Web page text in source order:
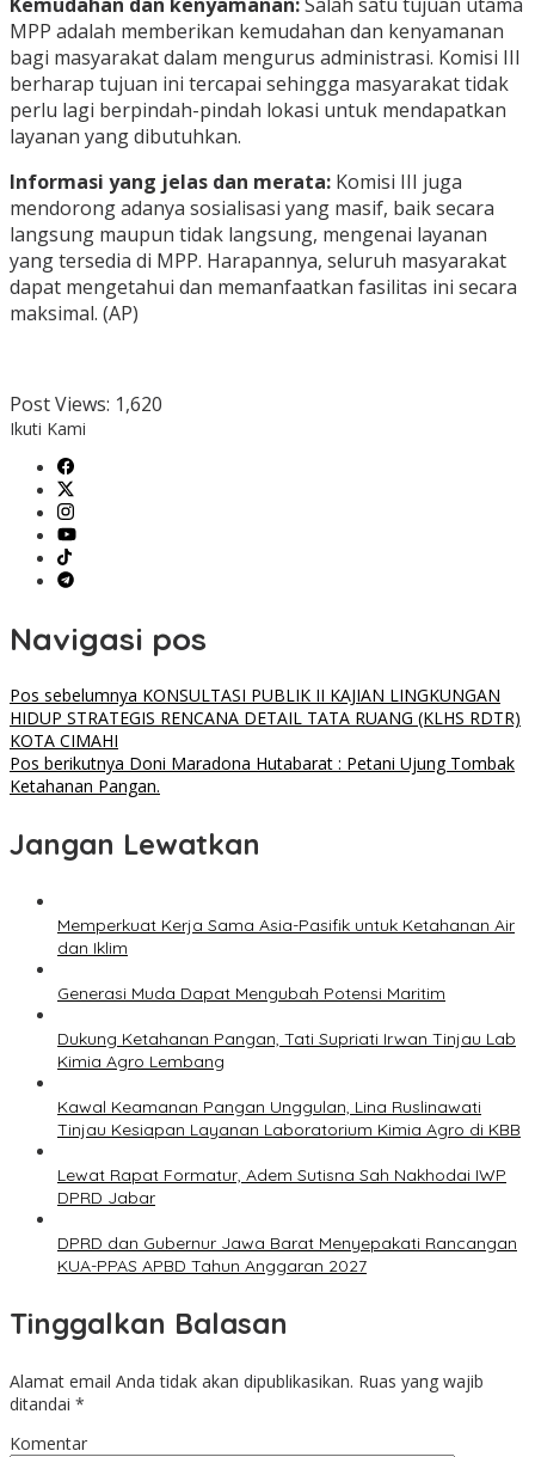
MPP adalah memberikan kemudahan dan kenyamanan
bagi masyarakat dalam mengurus administrasi. Komisi III
berharap tujuan ini tercapai sehingga masyarakat tidak
perlu lagi berpindah-pindah lokasi untuk mendapatkan
layanan yang dibutuhkan.
Informasi yang jelas dan merata: Komisi III juga
mendorong adanya sosialisasi yang masif, baik secara
langsung maupun tidak langsung, mengenai layanan
yang tersedia di MPP. Harapannya, seluruh masyarakat
dapat mengetahui dan memanfaatkan fasilitas ini secara
maksimal. (AP)
Post Views: 1,620
Ikuti Kami
Navigasi pos
Pos sebelumnya KONSULTASI PUBLIK II KAJIAN LINGKUNGAN
HIDUP STRATEGIS RENCANA DETAIL TATA RUANG (KLHS RDTR)
KOTA CIMAHI
Pos berikutnya Doni Maradona Hutabarat : Petani Ujung Tombak
Ketahanan Pangan.
Jangan Lewatkan
Memperkuat Kerja Sama Asia-Pasifik untuk Ketahanan Air
dan Iklim
Generasi Muda Dapat Mengubah Potensi Maritim
Dukung Ketahanan Pangan, Tati Supriati Irwan Tinjau Lab
Kimia Agro Lembang
Kawal Keamanan Pangan Unggulan, Lina Ruslinawati
Tinjau Kesiapan Layanan Laboratorium Kimia Agro di KBB
Lewat Rapat Formatur, Adem Sutisna Sah Nakhodai IWP
DPRD Jabar
DPRD dan Gubernur Jawa Barat Menyepakati Rancangan
KUA-PPAS APBD Tahun Anggaran 2027
Tinggalkan Balasan
Alamat email Anda tidak akan dipublikasikan. Ruas yang wajib
ditandai *
Komentar